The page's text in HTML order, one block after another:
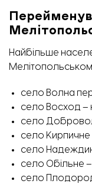
Найбільше
село Волна
село Восход –
село
село Кирпичне
село
село Обільне
село